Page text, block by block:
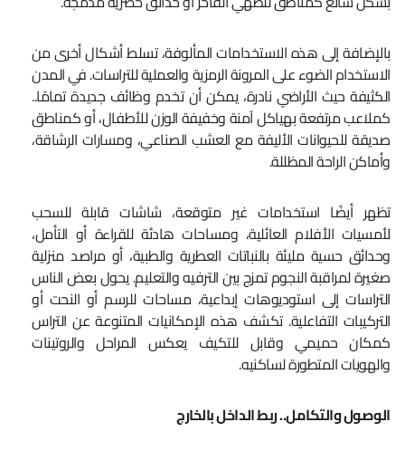
بالإضافة إلى هذه الاستخدامات المألوفة، تسلط أشكال أخرى من
الاستخدام الضوء على المرونة الرمزية والعملية للتراسات. في المدن
الكثيفة حيث الأراضي نادرة، يمكن أن تخدم وظائف جديدة تمامًا..
كملاعب مرتفعة بهياكل آمنة وخفيفة الوزن للأطفال، أو كمناطق
صديقة للحيوانات الأليفة مع العشب الصناعي، ومسارات الرشاقة،
وأماكن الراحة المظللة.
تظهر أيضًا استخدامات غير متوقعة، شاشات قابلة للسحب
لأمسيات الأفلام العائلية، ومساحات هادئة للقراءة أو التأمل،
وحدائق حسية مليئة بالنباتات العطرية والطبية، أو مراصد منزلية
صغيرة لمراقبة النجوم تمزج بين الترفيه والتعليم. يحول بعض الناس
التراسات إلى استوديوهات إبداعية، مساحات للرسم أو النحت أو
التركيبات التفاعلية. تكشف هذه الإمكانيات المتنوعة عن التراس
كمكان حميمي وقابل للتكيف يعكس المراحل والروتينات
والهويات المتطورة لساكنيه.
الوصول والتكامل.. ربط الداخل بالخارج